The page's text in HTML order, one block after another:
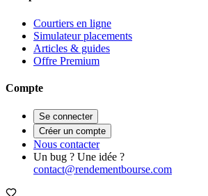
Courtiers en ligne
Simulateur placements
Articles & guides
Offre Premium
Compte
Se connecter
Créer un compte
Nous contacter
Un bug ? Une idée ?
contact@rendementbourse.com